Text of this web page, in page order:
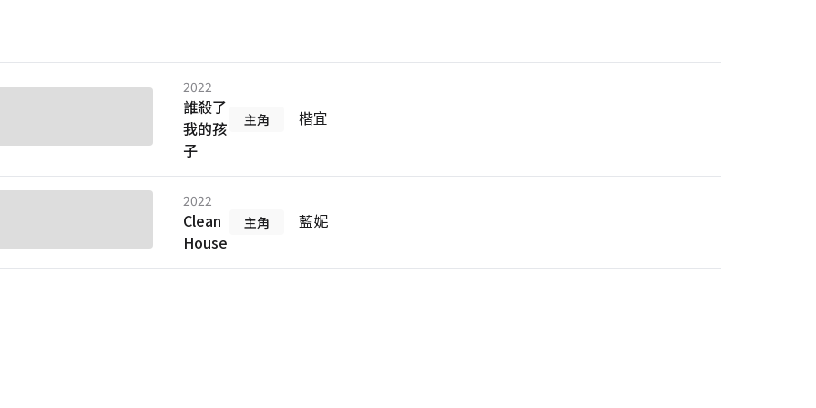
2022
誰殺了
我的孩
子
主角 楷宜
2022
Clean
House
主角 藍妮